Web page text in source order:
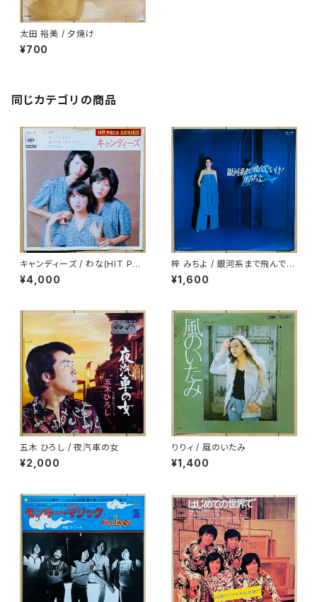
太田 裕美 / 夕焼け
¥700
同じカテゴリの商品
キャンディーズ / わな(HIT PAC
K SERIES)
¥4,000
梓 みちよ / 銀河系まで飛んでい
け！
¥1,600
五木 ひろし / 夜汽車の女
¥2,000
りりィ / 風のいたみ
¥1,400